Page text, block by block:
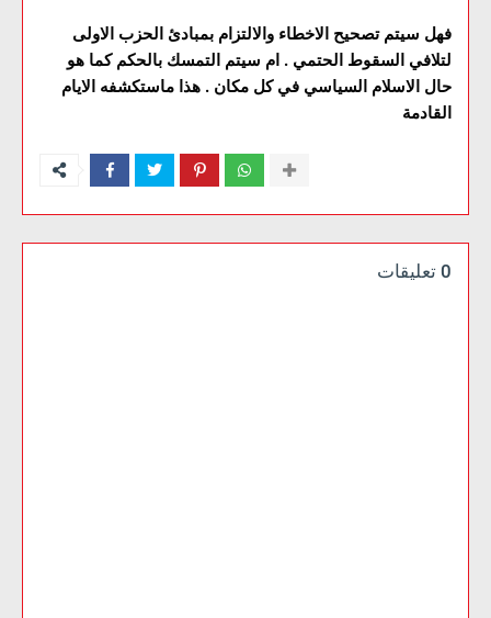
فهل سيتم تصحيح الاخطاء والالتزام بمبادئ الحزب الاولى
لتلافي السقوط الحتمي . ام سيتم التمسك بالحكم كما هو
حال الاسلام السياسي في كل مكان . هذا ماستكشفه الايام
القادمة
0 تعليقات